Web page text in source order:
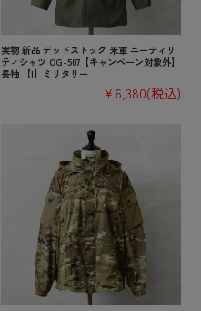
実物 新品 デッドストック 米軍 ユーティリ
ティシャツ OG-507【キャンペーン対象外】
長袖 【I】ミリタリー
¥6,380(税込)